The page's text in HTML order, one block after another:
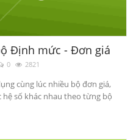
Định mức - Đơn giá
0 2821
cùng lúc nhiều bộ đơn giá,
số khác nhau theo từng bộ